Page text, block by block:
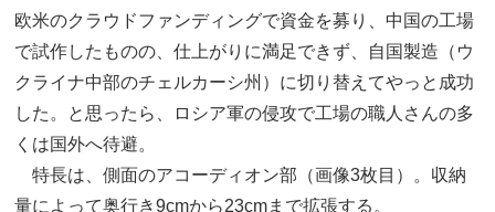
欧米のクラウドファンディングで資金を募り、中国の工場
で試作したものの、仕上がりに満足できず、自国製造（ウ
クライナ中部のチェルカーシ州）に切り替えてやっと成功
した。と思ったら、ロシア軍の侵攻で工場の職人さんの多
くは国外へ待避。
特長は、側面のアコーディオン部（画像3枚目）。収納
量によって奥行き9cmから23cmまで拡張する。